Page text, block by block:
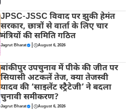
JPSC-JSSC विवाद पर झुकी हेमंत
सरकार, छात्रों से वार्ता के लिए चार
मंत्रियों की समिति गठित
Jagrut Bharat | August 6, 2026
बांकीपुर उपचुनाव में पीके की जीत पर
सियासी अटकलें तेज, क्या तेजस्वी
यादव की ‘साइलेंट स्ट्रैटेजी’ ने बदला
चुनावी समीकरण?
Jagrut Bharat | August 6, 2026